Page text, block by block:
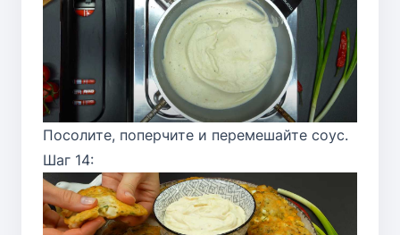
Посолите, поперчите и перемешайте соус.
Шаг 14: